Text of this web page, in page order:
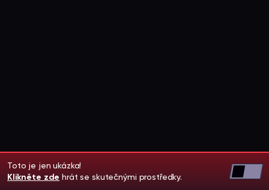
Toto je jen ukázka!
Klikněte zde hrát se skutečnými prostředky.